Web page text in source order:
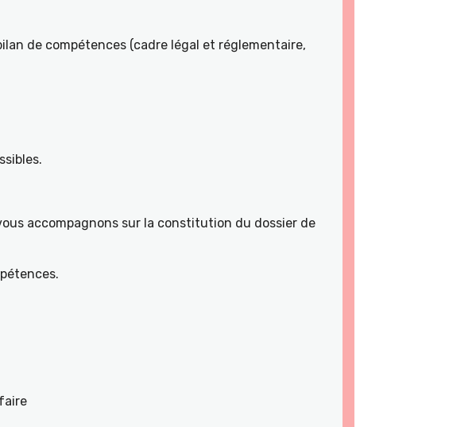
de compétences (cadre légal et réglementaire,
accompagnons sur la constitution du dossier de